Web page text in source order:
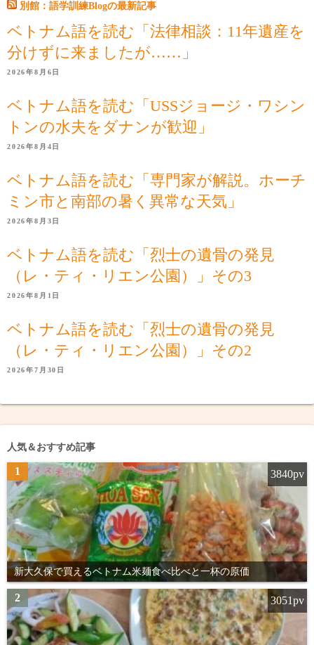
別館：語学訓練Blogの最新記事
ベトナム語を読む「法律相談：11年遺産を
分けずに来ましたが……」
2026年8月6日
ベトナム語を読む「USSジョージ・ワシン
トンの水夫をダナンが歓迎」
2026年8月4日
ベトナム語を読む「専門家が解説。ホーチ
ミン市と南部の暑く異常な天気」
2026年8月3日
ベトナム語を読む「烈士の遺骨の発見
（レ・ティ・リエン公園）」その3
2026年8月1日
ベトナム語を読む「烈士の遺骨の発見
（レ・ティ・リエン公園）」その2
2026年7月30日
人気＆おすすめ記事
1
新大久保で買えるベトナム米麺食べ比べと一杯の原価
3840pv
2 3051pv